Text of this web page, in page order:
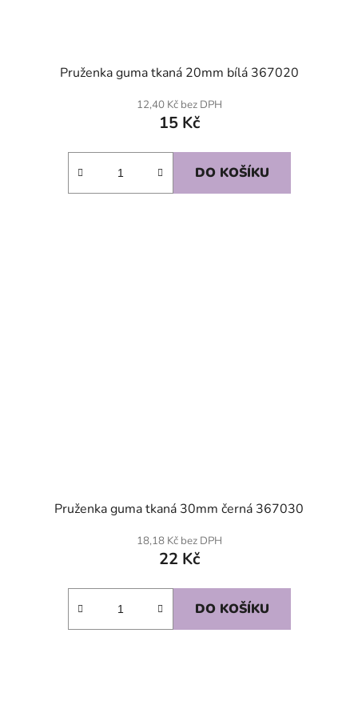
Pruženka guma tkaná 20mm bílá 367020
12,40 Kč bez DPH
15 Kč
DO KOŠÍKU
Pruženka guma tkaná 30mm černá 367030
18,18 Kč bez DPH
22 Kč
DO KOŠÍKU